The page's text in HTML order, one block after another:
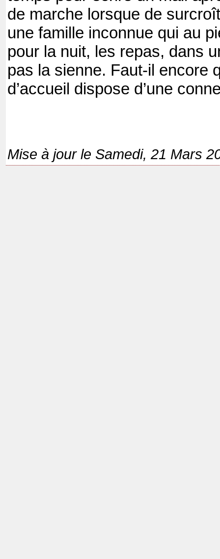
de marche lorsque de
une famille inconnue qui au
pour la nuit, les repas, dans
pas la sienne. Faut-il encore
d’accueil dispose d’une
Mise à jour le Samedi, 21 Mars